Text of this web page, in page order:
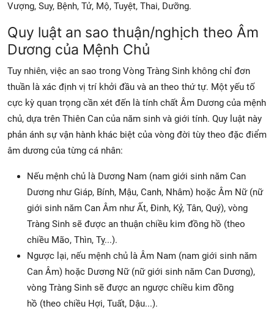
Vượng, Suy, Bệnh, Tử, Mộ, Tuyệt, Thai, Dưỡng.
Quy luật an sao thuận/nghịch theo Âm
Dương của Mệnh Chủ
Tuy nhiên, việc an sao trong Vòng Tràng Sinh không chỉ đơn
thuần là xác định vị trí khởi đầu và an theo thứ tự. Một yếu tố
cực kỳ quan trọng cần xét đến là tính chất Âm Dương của mệnh
chủ, dựa trên Thiên Can của năm sinh và giới tính. Quy luật này
phản ánh sự vận hành khác biệt của vòng đời tùy theo đặc điểm
âm dương của từng cá nhân:
Nếu mệnh chủ là Dương Nam (nam giới sinh năm Can
Dương như Giáp, Bính, Mậu, Canh, Nhâm) hoặc Âm Nữ (nữ
giới sinh năm Can Âm như Ất, Đinh, Kỷ, Tân, Quý), vòng
Tràng Sinh sẽ được an thuận chiều kim đồng hồ (theo
chiều Mão, Thìn, Tỵ...).
Ngược lại, nếu mệnh chủ là Âm Nam (nam giới sinh năm
Can Âm) hoặc Dương Nữ (nữ giới sinh năm Can Dương),
vòng Tràng Sinh sẽ được an ngược chiều kim đồng
hồ (theo chiều Hợi, Tuất, Dậu...).